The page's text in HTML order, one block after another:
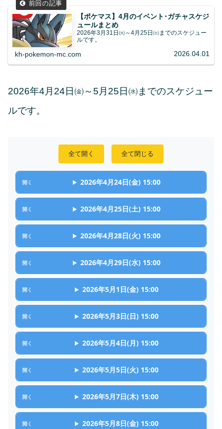
【ポケマス】4月のイベント･ガチャスケジ
ュールまとめ
2026年3月31日㈫～4月25日㈯までのスケジュー
ルです。
kh-pokemon-mc.com 2026.04.01
2026年4月24日㈮～5月25日㈬までのスケジュー
ルです。
全て開く 全て閉じる
2026年4月24日(金) 15:00
2026年4月25日(土) 15:00
2026年4月28日(火) 15:00
2026年4月29日(水) 15:00
2026年5月1日(金) 15:00
2026年5月3日(日) 15:00
2026年5月4日(月) 15:00
2026年5月5日(火) 15:00
2026年5月7日(木) 15:00
2026年5月8日(金) 15:00